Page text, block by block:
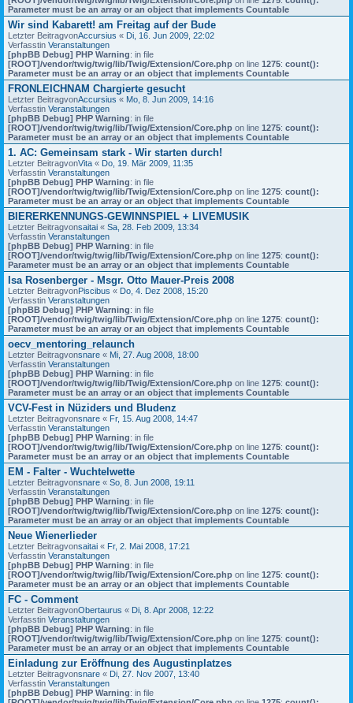
Parameter must be an array or an object that implements Countable
Wir sind Kabarett! am Freitag auf der Bude
Letzter BeitragvonAccursius « Di, 16. Jun 2009, 22:02
Verfasstin Veranstaltungen
[phpBB Debug] PHP Warning: in file
[ROOT]/vendor/twig/twig/lib/Twig/Extension/Core.php on line 1275: count():
Parameter must be an array or an object that implements Countable
FRONLEICHNAM Chargierte gesucht
Letzter BeitragvonAccursius « Mo, 8. Jun 2009, 14:16
Verfasstin Veranstaltungen
[phpBB Debug] PHP Warning: in file
[ROOT]/vendor/twig/twig/lib/Twig/Extension/Core.php on line 1275: count():
Parameter must be an array or an object that implements Countable
1. AC: Gemeinsam stark - Wir starten durch!
Letzter BeitragvonVita « Do, 19. Mär 2009, 11:35
Verfasstin Veranstaltungen
[phpBB Debug] PHP Warning: in file
[ROOT]/vendor/twig/twig/lib/Twig/Extension/Core.php on line 1275: count():
Parameter must be an array or an object that implements Countable
BIERERKENNUNGS-GEWINNSPIEL + LIVEMUSIK
Letzter Beitragvonsaitai « Sa, 28. Feb 2009, 13:34
Verfasstin Veranstaltungen
[phpBB Debug] PHP Warning: in file
[ROOT]/vendor/twig/twig/lib/Twig/Extension/Core.php on line 1275: count():
Parameter must be an array or an object that implements Countable
Isa Rosenberger - Msgr. Otto Mauer-Preis 2008
Letzter BeitragvonPiscibus « Do, 4. Dez 2008, 15:20
Verfasstin Veranstaltungen
[phpBB Debug] PHP Warning: in file
[ROOT]/vendor/twig/twig/lib/Twig/Extension/Core.php on line 1275: count():
Parameter must be an array or an object that implements Countable
oecv_mentoring_relaunch
Letzter Beitragvonsnare « Mi, 27. Aug 2008, 18:00
Verfasstin Veranstaltungen
[phpBB Debug] PHP Warning: in file
[ROOT]/vendor/twig/twig/lib/Twig/Extension/Core.php on line 1275: count():
Parameter must be an array or an object that implements Countable
VCV-Fest in Nüziders und Bludenz
Letzter Beitragvonsnare « Fr, 15. Aug 2008, 14:47
Verfasstin Veranstaltungen
[phpBB Debug] PHP Warning: in file
[ROOT]/vendor/twig/twig/lib/Twig/Extension/Core.php on line 1275: count():
Parameter must be an array or an object that implements Countable
EM - Falter - Wuchtelwette
Letzter Beitragvonsnare « So, 8. Jun 2008, 19:11
Verfasstin Veranstaltungen
[phpBB Debug] PHP Warning: in file
[ROOT]/vendor/twig/twig/lib/Twig/Extension/Core.php on line 1275: count():
Parameter must be an array or an object that implements Countable
Neue Wienerlieder
Letzter Beitragvonsaitai « Fr, 2. Mai 2008, 17:21
Verfasstin Veranstaltungen
[phpBB Debug] PHP Warning: in file
[ROOT]/vendor/twig/twig/lib/Twig/Extension/Core.php on line 1275: count():
Parameter must be an array or an object that implements Countable
FC - Comment
Letzter BeitragvonObertaurus « Di, 8. Apr 2008, 12:22
Verfasstin Veranstaltungen
[phpBB Debug] PHP Warning: in file
[ROOT]/vendor/twig/twig/lib/Twig/Extension/Core.php on line 1275: count():
Parameter must be an array or an object that implements Countable
Einladung zur Eröffnung des Augustinplatzes
Letzter Beitragvonsnare « Di, 27. Nov 2007, 13:40
Verfasstin Veranstaltungen
[phpBB Debug] PHP Warning: in file